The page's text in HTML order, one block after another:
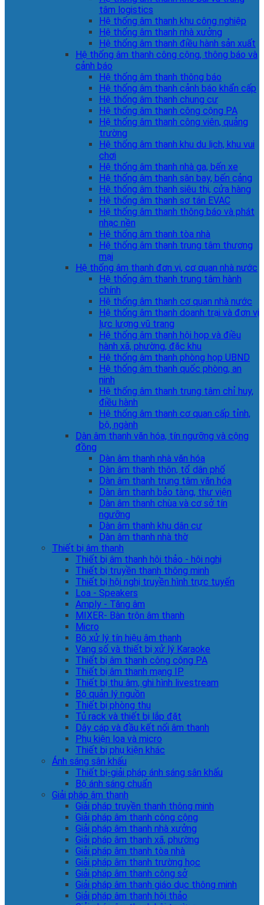
tâm logistics
Hệ thống âm thanh khu công nghiệp
Hệ thống âm thanh nhà xưởng
Hệ thống âm thanh điều hành sản xuất
Hệ thống âm thanh công cộng, thông báo và
cảnh báo
Hệ thống âm thanh thông báo
Hệ thống âm thanh cảnh báo khẩn cấp
Hệ thống âm thanh chung cư
Hệ thống âm thanh công cộng PA
Hệ thống âm thanh công viên, quảng
trường
Hệ thống âm thanh khu du lịch, khu vui
chơi
Hệ thống âm thanh nhà ga, bến xe
Hệ thống âm thanh sân bay, bến cảng
Hệ thống âm thanh siêu thị, cửa hàng
Hệ thống âm thanh sơ tán EVAC
Hệ thống âm thanh thông báo và phát
nhạc nền
Hệ thống âm thanh tòa nhà
Hệ thống âm thanh trung tâm thương
mại
Hệ thống âm thanh đơn vị, cơ quan nhà nước
Hệ thống âm thanh trung tâm hành
chính
Hệ thống âm thanh cơ quan nhà nước
Hệ thống âm thanh doanh trại và đơn vị
lực lượng vũ trang
Hệ thống âm thanh hội họp và điều
hành xã, phường, đặc khu
Hệ thống âm thanh phòng họp UBND
Hệ thống âm thanh quốc phòng, an
ninh
Hệ thống âm thanh trung tâm chỉ huy,
điều hành
Hệ thống âm thanh cơ quan cấp tỉnh,
bộ, ngành
Dàn âm thanh văn hóa, tín ngưỡng và cộng
đồng
Dàn âm thanh nhà văn hóa
Dàn âm thanh thôn, tổ dân phố
Dàn âm thanh trung tâm văn hóa
Dàn âm thanh bảo tàng, thư viện
Dàn âm thanh chùa và cơ sở tín
ngưỡng
Dàn âm thanh khu dân cư
Dàn âm thanh nhà thờ
Thiết bị âm thanh
Thiết bị âm thanh hội thảo - hội nghị
Thiết bị truyền thanh thông minh
Thiết bị hội nghị truyền hình trực tuyến
Loa - Speakers
Amply - Tăng âm
MIXER- Bàn trộn âm thanh
Micro
Bộ xử lý tín hiệu âm thanh
Vang số và thiết bị xử lý Karaoke
Thiết bị âm thanh công cộng PA
Thiết bị âm thanh mạng IP
Thiết bị thu âm, ghi hình livestream
Bộ quản lý nguồn
Thiết bị phòng thu
Tủ rack và thiết bị lắp đặt
Dây cáp và đầu kết nối âm thanh
Phụ kiện loa và micro
Thiết bị phụ kiện khác
Ánh sáng sân khấu
Thiết bị-giải pháp ánh sáng sân khấu
Bộ ánh sáng chuẩn
Giải pháp âm thanh
Giải pháp truyền thanh thông minh
Giải pháp âm thanh công cộng
Giải pháp âm thanh nhà xưởng
Giải pháp âm thanh xã, phường
Giải pháp âm thanh tòa nhà
Giải pháp âm thanh trường học
Giải pháp âm thanh công sở
Giải pháp âm thanh giáo dục thông minh
Giải pháp âm thanh hội thảo